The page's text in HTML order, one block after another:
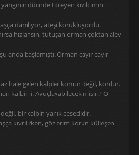
dibinde titreyen kıvılcımın
damlıyor, ateşi körüklüyordu.
hızlansın, tutuşan orman çoktan alev
anda başlamıştı. Orman cayır cayır
hale gelen kalpler kömür değil, kordur.
kalbimi. Avuçlayabilecek misin? O
bir kalbin yanık cesedidir.
kıvrılırken, gözlerim korun külleşen